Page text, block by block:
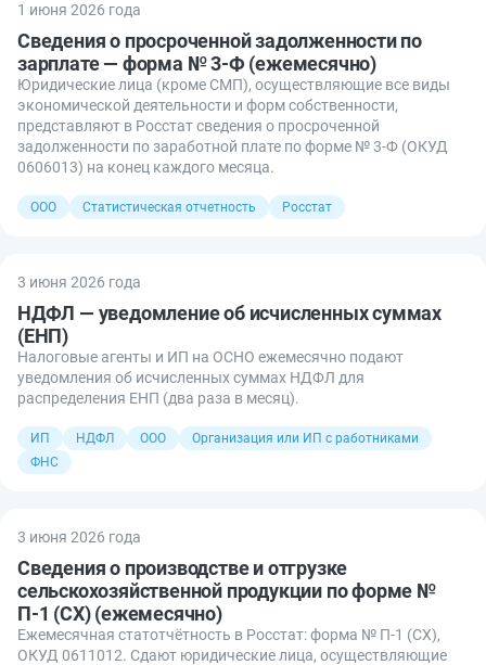
1 июня 2026 года
Сведения о просроченной задолженности по
зарплате — форма № 3-Ф (ежемесячно)
Юридические лица (кроме СМП), осуществляющие все виды
экономической деятельности и форм собственности,
представляют в Росстат сведения о просроченной
задолженности по заработной плате по форме № 3-Ф (ОКУД
0606013) на конец каждого месяца.
ООО Статистическая отчетность Росстат
3 июня 2026 года
НДФЛ — уведомление об исчисленных суммах
(ЕНП)
Налоговые агенты и ИП на ОСНО ежемесячно подают
уведомления об исчисленных суммах НДФЛ для
распределения ЕНП (два раза в месяц).
ИП НДФЛ ООО
Организация или ИП с работниками
ФНС
3 июня 2026 года
Сведения о производстве и отгрузке
сельскохозяйственной продукции по форме №
П-1 (СХ) (ежемесячно)
Ежемесячная статотчётность в Росстат: форма № П-1 (СХ),
ОКУД 0611012. Сдают юридические лица, осуществляющие